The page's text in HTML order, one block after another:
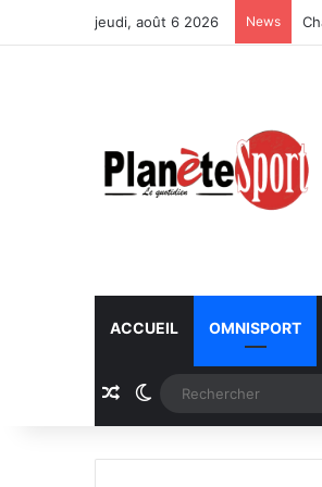
jeudi, août 6 2026 News
ACCUEIL OMNISPORT
Article Aléatoire
Switch skin